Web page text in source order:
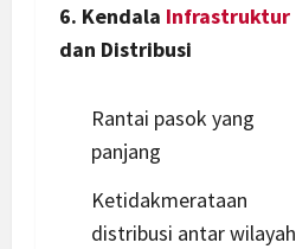
6. Kendala Infrastruktur
dan Distribusi
Rantai pasok yang
panjang
Ketidakmerataan
distribusi antar wilayah